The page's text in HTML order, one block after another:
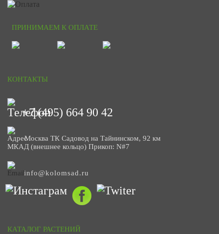
ПРИНИМАЕМ К ОПЛАТЕ
КОНТАКТЫ
+7 (495) 664 90 42
Москва ТК Садовод на Тайнинском, 92 км
МКАД (внешнее кольцо) Прикоп: N#7
info@kolomsad.ru
КАТАЛОГ РАСТЕНИЙ